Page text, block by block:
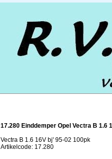
17.280 Einddemper Opel Vectra B 1.6
Vectra B 1.6 16V bj' 95-02 100pk
Artikelcode: 17.280